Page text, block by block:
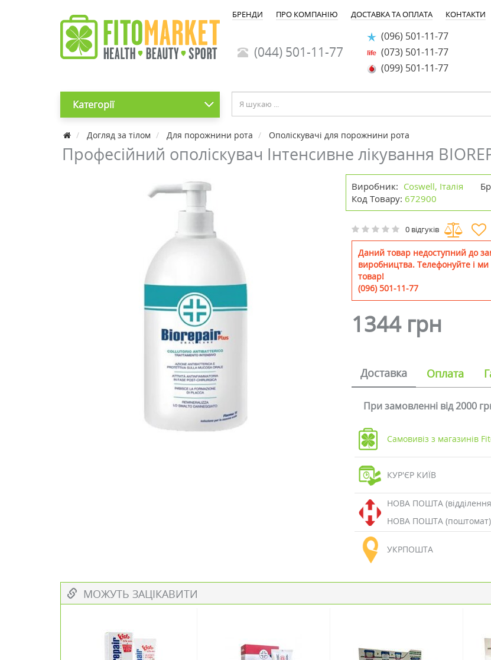
БРЕНДИ ПРО КОМПАНІЮ ДОСТАВКА ТА ОПЛАТА КОНТАКТИ
(044) 501-11-77
(096) 501-11-77
(073) 501-11-77
(099) 501-11-77
Категорії
Догляд за тілом Для порожнини рота Ополіскувачі для порожнини рота
Професійний ополіскувач Інтенсивне лікування
Виробник: Coswell, Італія
Код Товару: 672900
0 відгуків
Даний товар недоступний до
виробництва. Телефонуйте і
товар!
(096) 501-11-77
1344 грн
Доставка Оплата
При замовленні від 2000
Самовивіз з магазинів
КУР'ЄР КИЇВ
НОВА ПОШТА
НОВА ПОШТА (поштомат)
УКРПОШТА
МОЖУТЬ ЗАЦІКАВИТИ